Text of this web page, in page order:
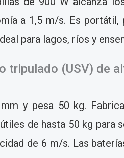
a 1,5 m/s. Es
para lagos, ríos y
tripulado (USV) de
y pesa 50 kg.
de hasta 50 kg para
de 6 m/s. Las